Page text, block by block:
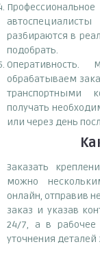
разбираются в
подобрать.
обрабатываем
транспортными
получать
или через день
Заказать
можно
онлайн, отправив
заказ и указав
24/7, а в
уточнения деталей